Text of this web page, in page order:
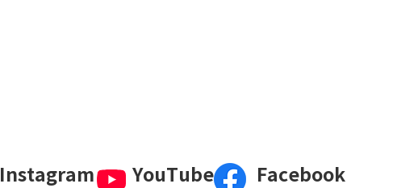
Instagram YouTube Facebook